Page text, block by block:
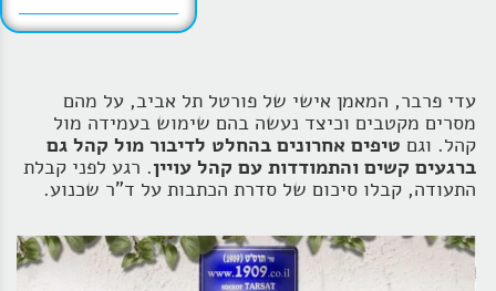
עדי פרבר, המאמן אישי של פורטל תל אביב, על מהם
מסרים מקטבים וכיצד נעשה בהם שימוש בעמידה מול
קהל. וגם טיפים אחרונים בהחלט לדיבור מול קהל גם
ברגעים קשים והתמודדות עם קהל עויין. רגע לפני קבלת
התעודה, קבלו סיכום של סדרת הכתבות על ד"ר שכנוע.